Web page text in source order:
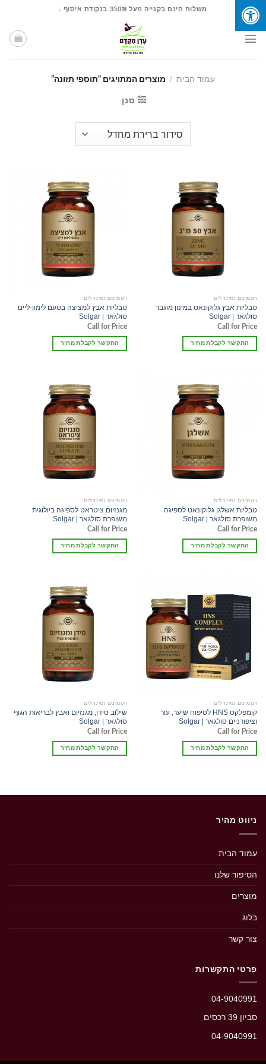
Skip
content
משלוח חינם בקנייה מעל 350₪ בנקודת איסוף .
עמוד הבית / מוצרים המתויגים “תוספי תזונה”
סנן
ויטמינים ומינרלים
טבליות אבץ גלוקונאט במינון מוגבר​
סולגאר | Solgar
Call for Price
התקשר לקבלת מחיר
ויטמינים ומינרלים
טבליות אבץ למציצה בטעם לימון-ליים
סולגאר | Solgar
Call for Price
התקשר לקבלת מחיר
ויטמינים ומינרלים
טבליות אשלגן גלוקונאט לספיגה
משופרת סולגאר | Solgar
Call for Price
התקשר לקבלת מחיר
ויטמינים ומינרלים
מגנזיום ציטראט לספיגה ביולוגית
משופרת סולגאר | Solgar
Call for Price
התקשר לקבלת מחיר
ויטמינים ומינרלים
קומפלקס HNS לטיפוח שיער, עור
וציפורניים סולגאר | Solgar
Call for Price
התקשר לקבלת מחיר
ויטמינים ומינרלים
שילוב סידן, מגנזיום ואבץ לבריאות הגוף
סולגאר | Solgar
Call for Price
התקשר לקבלת מחיר
ניווט מהיר
עמוד הבית
הסיפור שלנו
מוצרים
בלוג
צור קשר
פרטי התקשרות
04-9040991
סביון 39 רכסים‭
04-9040991